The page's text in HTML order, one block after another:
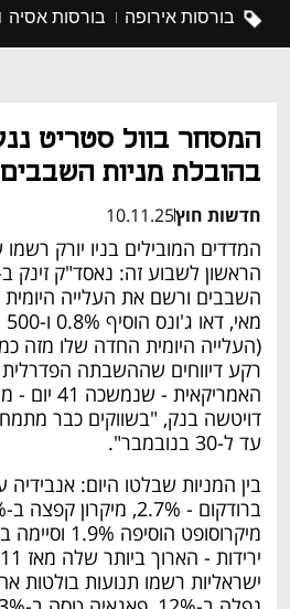
בורסות אירופה בורסות אסיה
בהובלת מניות השבבים
חדשות חוץ10.11.25
עד ל-30 בנובמבר".